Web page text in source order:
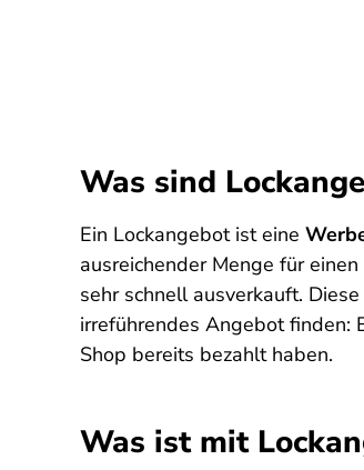
Was sind
Ein Lockangebot ist eine
ausreichender Menge für
sehr schnell ausverkauft.
irreführendes Angebot finden:
Shop bereits bezahlt haben.
Was ist mit